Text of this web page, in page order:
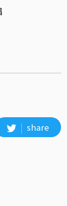
share